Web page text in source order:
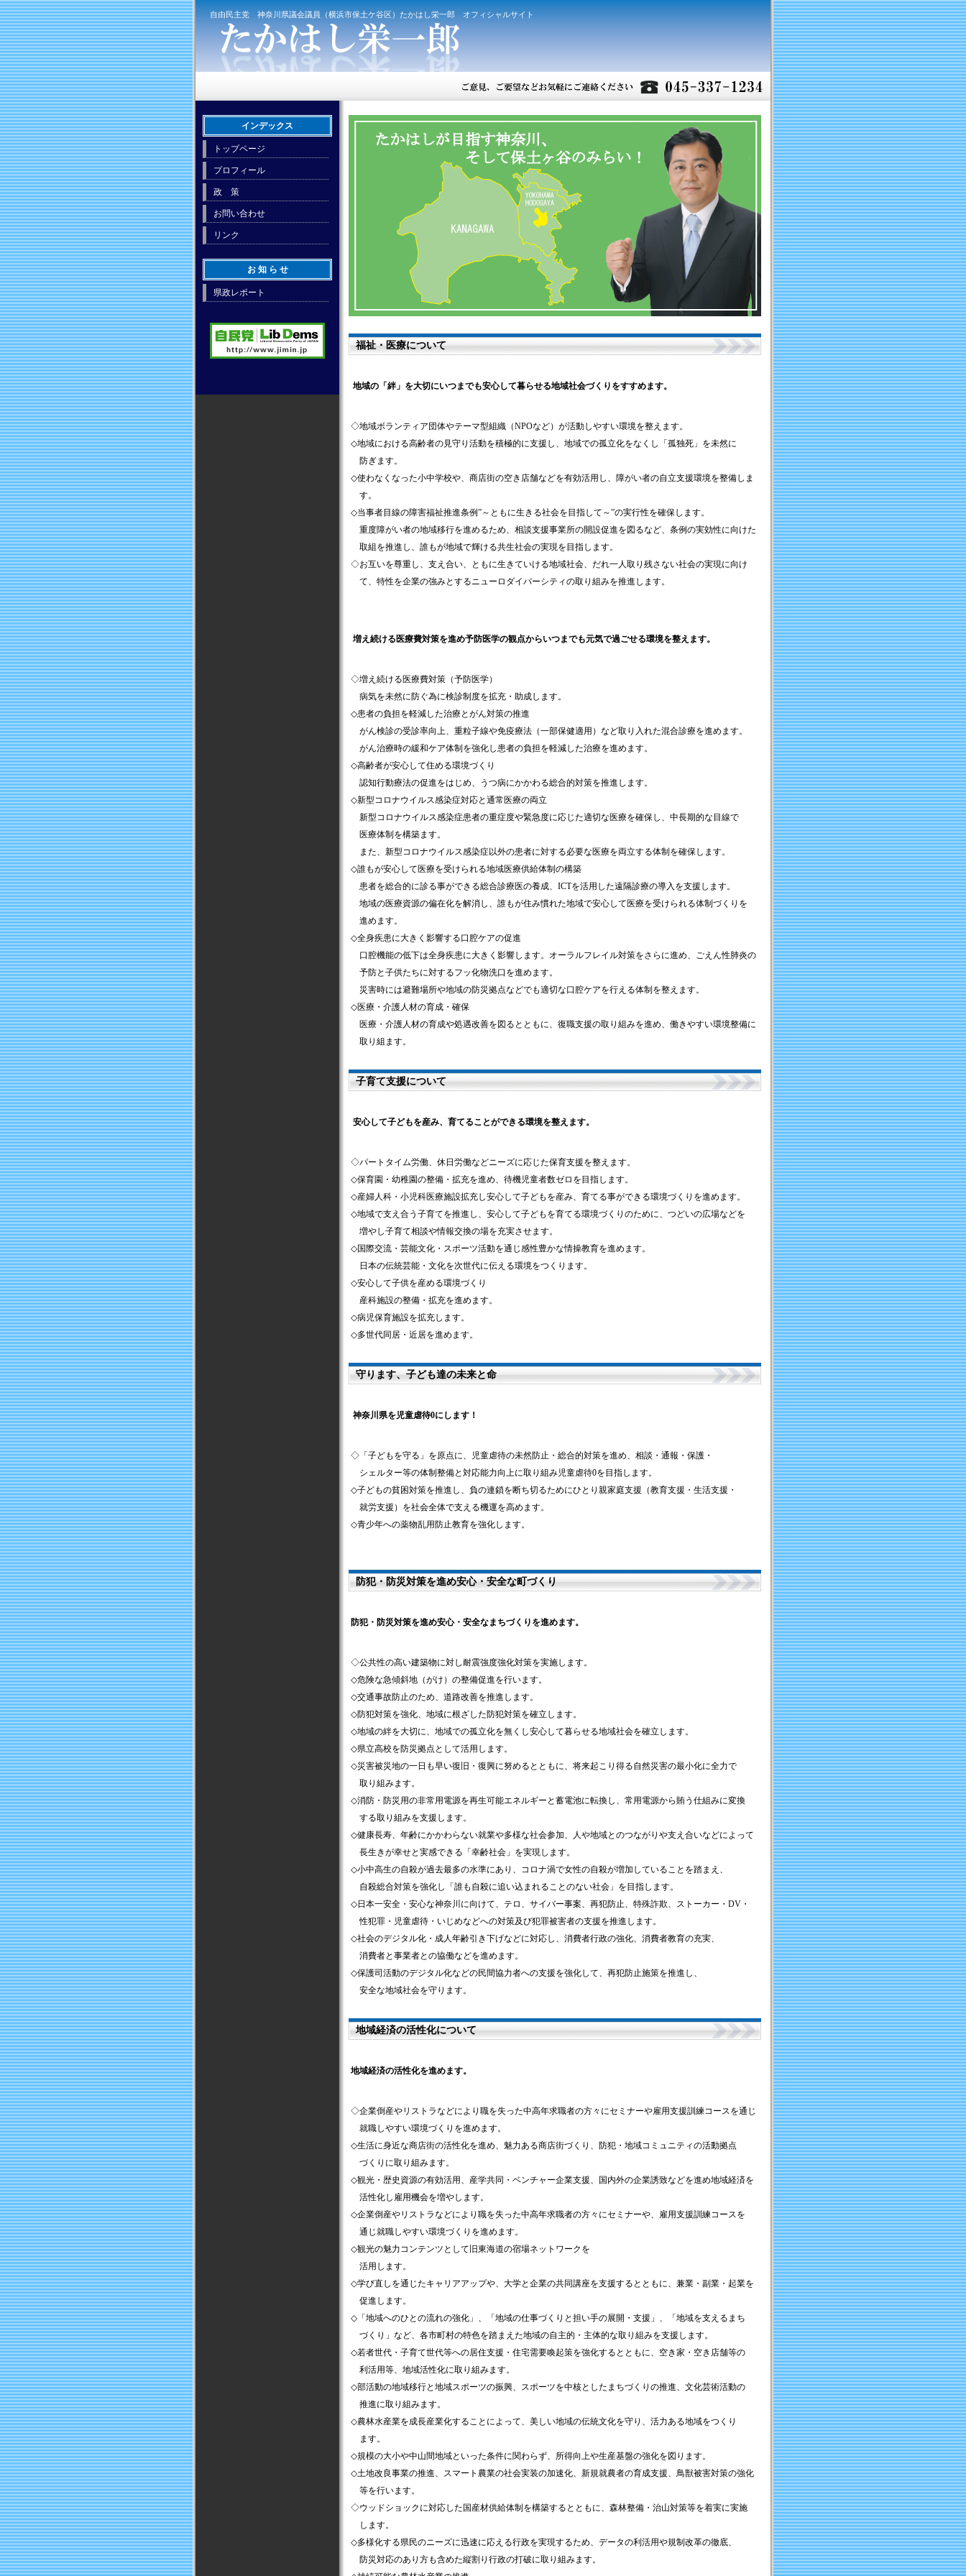
自由民主党 神奈川県議会議員（横浜市保土ケ谷区）たかはし栄一郎 オフィシャルサイト
福祉・医療について
地域の「絆」を大切にいつまでも安心して暮らせる地域社会づくりをすすめます。
◇地域ボランティア団体やテーマ型組織（NPOなど）が活動しやすい環境を整えます。
◇地域における高齢者の見守り活動を積極的に支援し、地域での孤立化をなくし「孤独死」を未然に
防ぎます。
◇使わなくなった小中学校や、商店街の空き店舗などを有効活用し、障がい者の自立支援環境を整備しま
す。
◇当事者目線の障害福祉推進条例”～ともに生きる社会を目指して～”の実行性を確保します。
重度障がい者の地域移行を進めるため、相談支援事業所の開設促進を図るなど、条例の実効性に向けた
取組を推進し、誰もが地域で輝ける共生社会の実現を目指します。
◇お互いを尊重し、支え合い、ともに生きていける地域社会、だれ一人取り残さない社会の実現に向け
て、特性を企業の強みとするニューロダイバーシティの取り組みを推進します。
増え続ける医療費対策を進め予防医学の観点からいつまでも元気で過ごせる環境を整えます。
◇増え続ける医療費対策（予防医学）
病気を未然に防ぐ為に検診制度を拡充・助成します。
◇患者の負担を軽減した治療とがん対策の推進
がん検診の受診率向上、重粒子線や免疫療法（一部保健適用）など取り入れた混合診療を進めます。
がん治療時の緩和ケア体制を強化し患者の負担を軽減した治療を進めます。
◇高齢者が安心して住める環境づくり
認知行動療法の促進をはじめ、うつ病にかかわる総合的対策を推進します。
◇新型コロナウイルス感染症対応と通常医療の両立
新型コロナウイルス感染症患者の重症度や緊急度に応じた適切な医療を確保し、中長期的な目線で
医療体制を構築ます。
また、新型コロナウイルス感染症以外の患者に対する必要な医療を両立する体制を確保します。
◇誰もが安心して医療を受けられる地域医療供給体制の構築
患者を総合的に診る事ができる総合診療医の養成、ICTを活用した遠隔診療の導入を支援します。
地域の医療資源の偏在化を解消し、誰もが住み慣れた地域で安心して医療を受けられる体制づくりを
進めます。
◇全身疾患に大きく影響する口腔ケアの促進
口腔機能の低下は全身疾患に大きく影響します。オーラルフレイル対策をさらに進め、ごえん性肺炎の
予防と子供たちに対するフッ化物洗口を進めます。
災害時には避難場所や地域の防災拠点などでも適切な口腔ケアを行える体制を整えます。
◇医療・介護人材の育成・確保
医療・介護人材の育成や処遇改善を図るとともに、復職支援の取り組みを進め、働きやすい環境整備に
取り組ます。
子育て支援について
安心して子どもを産み、育てることができる環境を整えます。
◇パートタイム労働、休日労働などニーズに応じた保育支援を整えます。
◇保育園・幼稚園の整備・拡充を進め、待機児童者数ゼロを目指します。
◇産婦人科・小児科医療施設拡充し安心して子どもを産み、育てる事ができる環境づくりを進めます。
◇地域で支え合う子育てを推進し、安心して子どもを育てる環境づくりのために、つどいの広場などを
増やし子育て相談や情報交換の場を充実させます。
◇国際交流・芸能文化・スポーツ活動を通じ感性豊かな情操教育を進めます。
日本の伝統芸能・文化を次世代に伝える環境をつくります。
◇安心して子供を産める環境づくり
産科施設の整備・拡充を進めます。
◇病児保育施設を拡充します。
◇多世代同居・近居を進めます。
守ります、子ども達の未来と命
神奈川県を児童虐待0にします！
◇「子どもを守る」を原点に、児童虐待の未然防止・総合的対策を進め、相談・通報・保護・
シェルター等の体制整備と対応能力向上に取り組み児童虐待0を目指します。
◇子どもの貧困対策を推進し、負の連鎖を断ち切るためにひとり親家庭支援（教育支援・生活支援・
就労支援）を社会全体で支える機運を高めます。
◇青少年への薬物乱用防止教育を強化します。
防犯・防災対策を進め安心・安全な町づくり
防犯・防災対策を進め安心・安全なまちづくりを進めます。
◇公共性の高い建築物に対し耐震強度強化対策を実施します。
◇危険な急傾斜地（がけ）の整備促進を行います。
◇交通事故防止のため、道路改善を推進します。
◇防犯対策を強化、地域に根ざした防犯対策を確立します。
◇地域の絆を大切に、地域での孤立化を無くし安心して暮らせる地域社会を確立します。
◇県立高校を防災拠点として活用します。
◇災害被災地の一日も早い復旧・復興に努めるとともに、将来起こり得る自然災害の最小化に全力で
取り組みます。
◇消防・防災用の非常用電源を再生可能エネルギーと蓄電池に転換し、常用電源から賄う仕組みに変換
する取り組みを支援します。
◇健康長寿、年齢にかかわらない就業や多様な社会参加、人や地域とのつながりや支え合いなどによって
長生きが幸せと実感できる「幸齢社会」を実現します。
◇小中高生の自殺が過去最多の水準にあり、コロナ渦で女性の自殺が増加していることを踏まえ、
自殺総合対策を強化し「誰も自殺に追い込まれることのない社会」を目指します。
◇日本一安全・安心な神奈川に向けて、テロ、サイバー事案、再犯防止、特殊詐欺、ストーカー・DV・
性犯罪・児童虐待・いじめなどへの対策及び犯罪被害者の支援を推進します。
◇社会のデジタル化・成人年齢引き下げなどに対応し、消費者行政の強化、消費者教育の充実、
消費者と事業者との協働などを進めます。
◇保護司活動のデジタル化などの民間協力者への支援を強化して、再犯防止施策を推進し、
安全な地域社会を守ります。
地域経済の活性化について
地域経済の活性化を進めます。
◇企業倒産やリストラなどにより職を失った中高年求職者の方々にセミナーや雇用支援訓練コースを通じ
就職しやすい環境づくりを進めます。
◇生活に身近な商店街の活性化を進め、魅力ある商店街づくり、防犯・地域コミュニティの活動拠点
づくりに取り組みます。
◇観光・歴史資源の有効活用、産学共同・ベンチャー企業支援、国内外の企業誘致などを進め地域経済を
活性化し雇用機会を増やします。
◇企業倒産やリストラなどにより職を失った中高年求職者の方々にセミナーや、雇用支援訓練コースを
通じ就職しやすい環境づくりを進めます。
◇観光の魅力コンテンツとして旧東海道の宿場ネットワークを
活用します。
◇学び直しを通じたキャリアアップや、大学と企業の共同講座を支援するとともに、兼業・副業・起業を
促進します。
◇「地域へのひとの流れの強化」、「地域の仕事づくりと担い手の展開・支援」、「地域を支えるまち
づくり」など、各市町村の特色を踏まえた地域の自主的・主体的な取り組みを支援します。
◇若者世代・子育て世代等への居住支援・住宅需要喚起策を強化するとともに、空き家・空き店舗等の
利活用等、地域活性化に取り組みます。
◇部活動の地域移行と地域スポーツの振興、スポーツを中核としたまちづくりの推進、文化芸術活動の
推進に取り組みます。
◇農林水産業を成長産業化することによって、美しい地域の伝統文化を守り、活力ある地域をつくり
ます。
◇規模の大小や中山間地域といった条件に関わらず、所得向上や生産基盤の強化を図ります。
◇土地改良事業の推進、スマート農業の社会実装の加速化、新規就農者の育成支援、鳥獣被害対策の強化
等を行います。
◇ウッドショックに対応した国産材供給体制を構築するとともに、森林整備・治山対策等を着実に実施
します。
◇多様化する県民のニーズに迅速に応える行政を実現するため、データの利活用や規制改革の徹底、
防災対応のあり方も含めた縦割り行政の打破に取り組みます。
インデックス
トップページ
プロフィール
政 策
お問い合わせ
リンク
お 知 ら せ
県政レポート